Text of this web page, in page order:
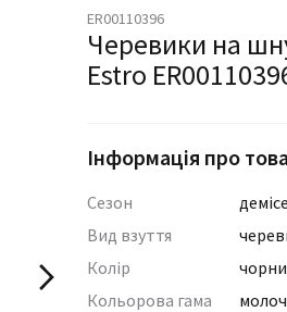
ER00110396
Черевики на
Estro
Інформація про
Сезон
Вид взуття
Колір
Кольорова гама